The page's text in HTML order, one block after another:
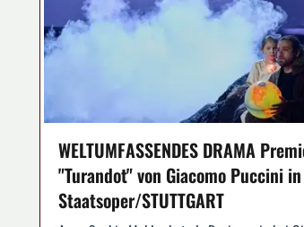
WELTUMFASSENDES DRAMA
"Turandot" von Giacomo Puccini
Staatsoper/STUTTGART